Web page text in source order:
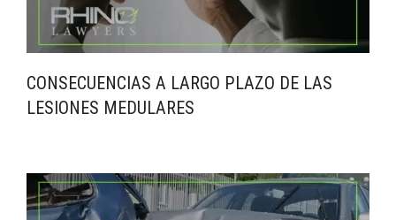
CONSECUENCIAS A LARGO PLAZO DE LAS
LESIONES MEDULARES